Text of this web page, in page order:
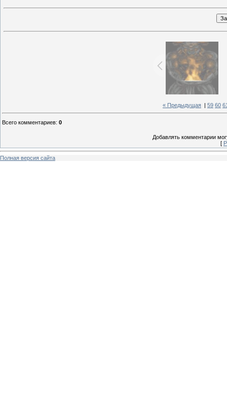
« Предыдущая 59 60
Всего комментариев: 0
Добавлять комментарии
[
Полная версия сайта